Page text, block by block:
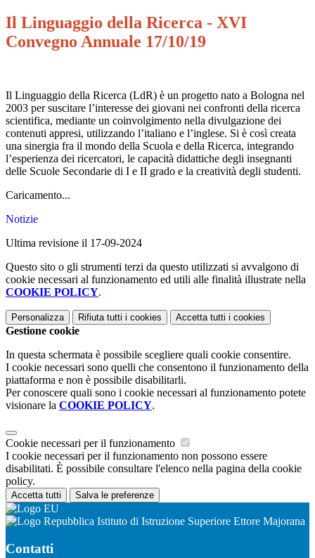
Il Linguaggio della Ricerca - XVI
Convegno Annuale 17/10/19
Il Linguaggio della Ricerca (LdR) è un progetto nato a Bologna nel
2003 per suscitare l’interesse dei giovani nei confronti della ricerca
scientifica, mediante un coinvolgimento nella divulgazione dei
contenuti appresi, utilizzando l’italiano e l’inglese. Si è così creata
una sinergia fra il mondo della Scuola e della Ricerca, integrando
l’esperienza dei ricercatori, le capacità didattiche degli insegnanti
delle Scuole Secondarie di I e II grado e la creatività degli studenti.
Caricamento...
Notizie
Ultima revisione il 17-09-2024
Questo sito o gli strumenti terzi da questo utilizzati si avvalgono di
cookie necessari al funzionamento ed utili alle finalità illustrate nella
COOKIE POLICY.
Personalizza Rifiuta tutti i cookies Accetta tutti i cookies
Gestione cookie
In questa schermata è possibile scegliere quali cookie consentire.
I cookie necessari sono quelli che consentono il funzionamento della
piattaforma e non è possibile disabilitarli.
Per conoscere quali sono i cookie necessari al funzionamento potete
visionare la COOKIE POLICY.
Cookie necessari per il funzionamento
I cookie necessari per il funzionamento non possono essere
disabilitati. È possibile consultare l'elenco nella pagina della cookie
policy.
Accetta tutti Salva le preferenze
Istituto di Istruzione Superiore Ettore Majorana
Contatti